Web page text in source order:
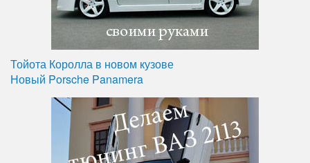
Тойота Королла в новом кузове
Новый Porsche Panamera